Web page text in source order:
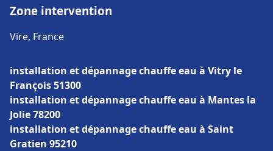
Zone intervention
Vire, France
installation et dépannage chauffe eau à Vitry le
François 51300
installation et dépannage chauffe eau à Mantes la
Jolie 78200
installation et dépannage chauffe eau à Saint
Gratien 95210